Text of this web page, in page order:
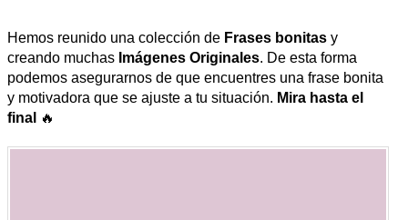
Hemos reunido una colección de Frases bonitas y
creando muchas Imágenes Originales. De esta forma
podemos asegurarnos de que encuentres una frase bonita
y motivadora que se ajuste a tu situación. Mira hasta el
final
🔥